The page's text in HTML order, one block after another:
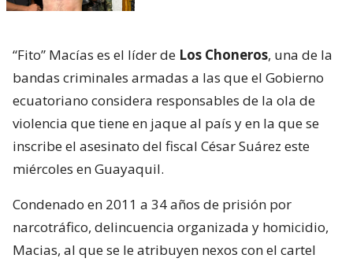
“Fito” Macías es el líder de Los Choneros, una de la
bandas criminales armadas a las que el Gobierno
ecuatoriano considera responsables de la ola de
violencia que tiene en jaque al país y en la que se
inscribe el asesinato del fiscal César Suárez este
miércoles en Guayaquil.
Condenado en 2011 a 34 años de prisión por
narcotráfico, delincuencia organizada y homicidio,
Macias, al que se le atribuyen nexos con el cartel